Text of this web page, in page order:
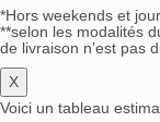
*Hors weekends et
**selon les modalités
de livraison n’est pas
X
Voici un tableau